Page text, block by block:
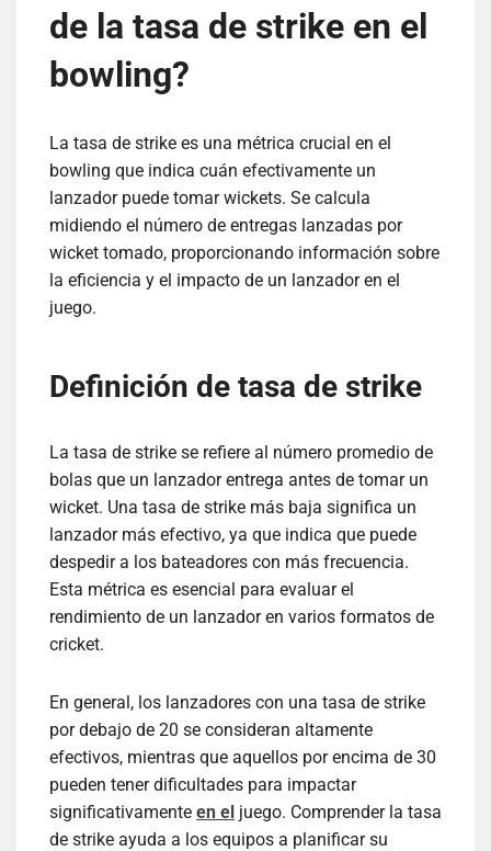
de la tasa de strike en el
bowling?
La tasa de strike es una métrica crucial en el
bowling que indica cuán efectivamente un
lanzador puede tomar wickets. Se calcula
midiendo el número de entregas lanzadas por
wicket tomado, proporcionando información sobre
la eficiencia y el impacto de un lanzador en el
juego.
Definición de tasa de strike
La tasa de strike se refiere al número promedio de
bolas que un lanzador entrega antes de tomar un
wicket. Una tasa de strike más baja significa un
lanzador más efectivo, ya que indica que puede
despedir a los bateadores con más frecuencia.
Esta métrica es esencial para evaluar el
rendimiento de un lanzador en varios formatos de
cricket.
En general, los lanzadores con una tasa de strike
por debajo de 20 se consideran altamente
efectivos, mientras que aquellos por encima de 30
pueden tener dificultades para impactar
significativamente en el juego. Comprender la tasa
de strike ayuda a los equipos a planificar su